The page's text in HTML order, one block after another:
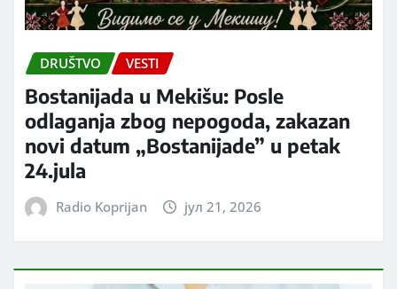
DRUŠTVO VESTI
Bostanijada u Mekišu: Posle
odlaganja zbog nepogoda, zakazan
novi datum „Bostanijade” u petak
24.jula
Radio Koprijan јул 21, 2026